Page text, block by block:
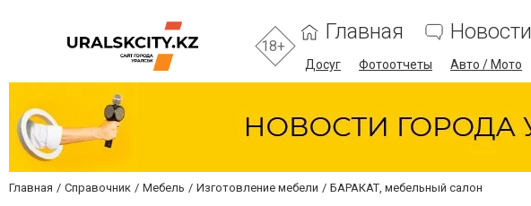
18+
Главная Новости
Досуг Фотоотчеты Авто / Мото
Главная Справочник Мебель Изготовление мебели БАРАКАТ, мебельный салон